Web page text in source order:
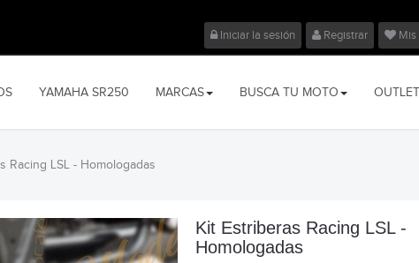
Iniciar la sesión Registrar Mis
YAMAHA SR250 MARCAS BUSCA TU MOTO OUTLET
Racing LSL - Homologadas
Kit Estriberas Racing LSL -
Homologadas